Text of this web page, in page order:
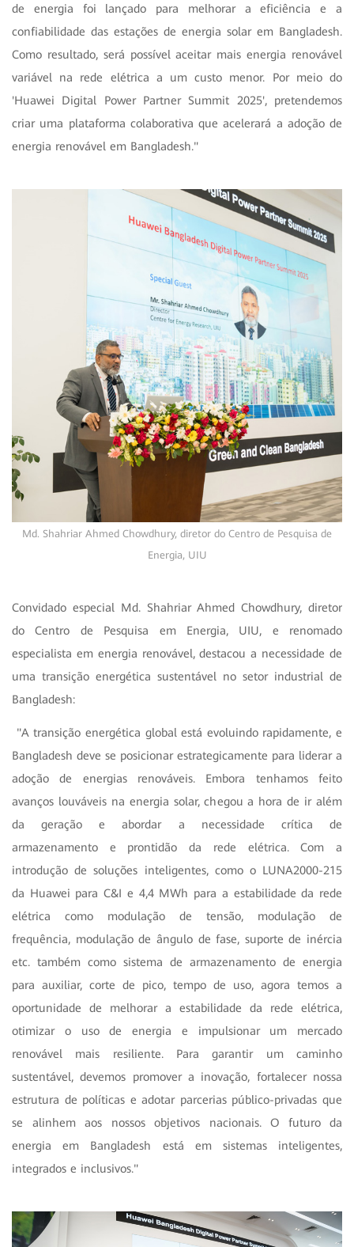
de energia foi lançado para melhorar a eficiência e a
confiabilidade das estações de energia solar em Bangladesh.
Como resultado, será possível aceitar mais energia renovável
variável na rede elétrica a um custo menor. Por meio do
'Huawei Digital Power Partner Summit 2025', pretendemos
criar uma plataforma colaborativa que acelerará a adoção de
energia renovável em Bangladesh."
Md. Shahriar Ahmed Chowdhury, diretor do Centro de Pesquisa de
Energia, UIU
Convidado especial Md. Shahriar Ahmed Chowdhury, diretor
do Centro de Pesquisa em Energia, UIU, e renomado
especialista em energia renovável, destacou a necessidade de
uma transição energética sustentável no setor industrial de
Bangladesh:
"A transição energética global está evoluindo rapidamente, e
Bangladesh deve se posicionar estrategicamente para liderar a
adoção de energias renováveis. Embora tenhamos feito
avanços louváveis na energia solar, chegou a hora de ir além
da geração e abordar a necessidade crítica de
armazenamento e prontidão da rede elétrica. Com a
introdução de soluções inteligentes, como o LUNA2000-215
da Huawei para C&I e 4,4 MWh para a estabilidade da rede
elétrica como modulação de tensão, modulação de
frequência, modulação de ângulo de fase, suporte de inércia
etc. também como sistema de armazenamento de energia
para auxiliar, corte de pico, tempo de uso, agora temos a
oportunidade de melhorar a estabilidade da rede elétrica,
otimizar o uso de energia e impulsionar um mercado
renovável mais resiliente. Para garantir um caminho
sustentável, devemos promover a inovação, fortalecer nossa
estrutura de políticas e adotar parcerias público-privadas que
se alinhem aos nossos objetivos nacionais. O futuro da
energia em Bangladesh está em sistemas inteligentes,
integrados e inclusivos."